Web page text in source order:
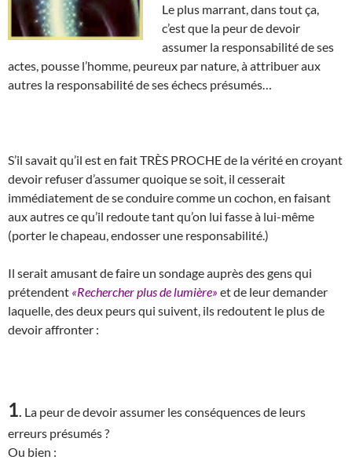
Le plus marrant, dans tout ça,
c’est que la peur de devoir
assumer la responsabilité de ses
actes, pousse l’homme, peureux par nature, à attribuer aux
autres la responsabilité de ses échecs présumés…
S’il savait qu’il est en fait TRÈS PROCHE de la vérité en croyant
devoir refuser d’assumer quoique se soit, il cesserait
immédiatement de se conduire comme un cochon, en faisant
aux autres ce qu’il redoute tant qu’on lui fasse à lui-même
(porter le chapeau, endosser une responsabilité.)
Il serait amusant de faire un sondage auprès des gens qui
prétendent «Rechercher plus de lumière» et de leur demander
laquelle, des deux peurs qui suivent, ils redoutent le plus de
devoir affronter :
1 La peur de devoir assumer les conséquences de leurs
erreurs présumés ?
Ou bien :